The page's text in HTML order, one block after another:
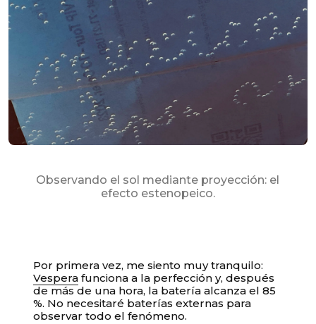
Observando el sol mediante proyección: el
efecto estenopeico.
Por primera vez, me siento muy tranquilo:
Vespera funciona a la perfección y, después
de más de una hora, la batería alcanza el 85
%. No necesitaré baterías externas para
observar todo el fenómeno.